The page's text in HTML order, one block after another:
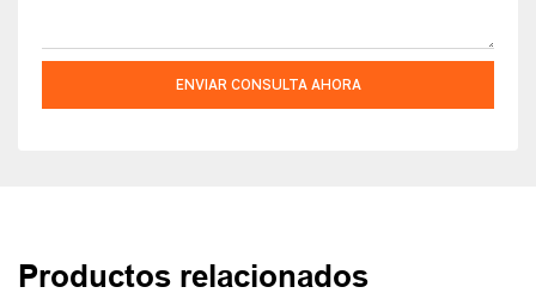
ENVIAR CONSULTA AHORA
Productos relacionados